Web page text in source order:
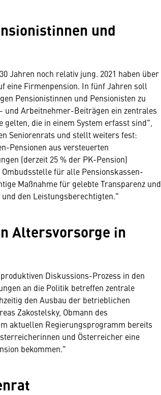
und
Jahren noch relativ jung. 2021 haben über
eine Firmenpension. In fünf Jahren soll
Pensionistinnen und Pensionisten zu
und Arbeitnehmer-Beiträgen ein zentrales
die in einem System erfasst sind",
Seniorenrats und stellt weiters fest:
Pensionen aus versteuerten
(derzeit 25 % der PK-Pension)
für alle Pensionskassen-
Maßnahme für gelebte Transparenz und
den Leistungsberechtigten."
Altersvorsorge in
Diskussions-Prozess in den
an die Politik betreffen zentrale
den Ausbau der betrieblichen
Zakostelsky, Obmann des
aktuellen Regierungsprogramm bereits
und Österreicher eine
bekommen."